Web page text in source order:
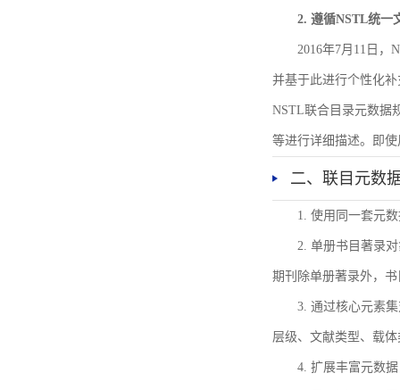
2. 遵循NSTL统一
2016年7月11日，
并基于此进行个性化
NSTL联合目录元数据
等进行详细描述。即
二、联目元数
1. 使用同一套元
2. 单册书目著录
期刊除单册著录外，
3. 通过核心元素
层级、文献类型、载
4. 扩展丰富元数